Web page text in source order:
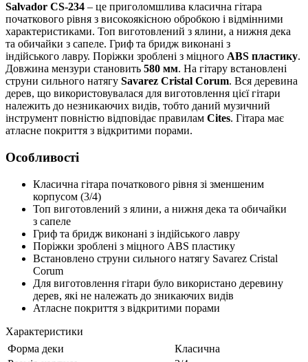
Salvador CS-234 – це приголомшлива класична гітара
початкового рівня з високоякісною обробкою і відмінними
характеристиками. Топ виготовлений з ялини, а нижня дека
та обичайки з сапеле. Гриф та бридж виконані з
індійського лавру. Поріжки зроблені з міцного ABS пластику.
Довжина мензури становить 580 мм. На гітару встановлені
струни сильного натягу Savarez Cristal Corum. Вся деревина
дерев, що використовувалася для виготовлення цієї гітари
належить до незникаючих видів, тобто даний музичний
інструмент повністю відповідає правилам Cites. Гітара має
атласне покриття з відкритими порами.
Особливості
Класична гітара початкового рівня зі зменшеним
корпусом (3/4)
Топ виготовлений з ялини, а нижня дека та обичайки
з сапеле
Гриф та бридж виконані з індійського лавру
Поріжки зроблені з міцного ABS пластику
Встановлено струни сильного натягу Savarez Cristal
Corum
Для виготовлення гітари було використано деревину
дерев, які не належать до зникаючих видів
Атласне покриття з відкритими порами
Характеристики
Форма деки
Класична